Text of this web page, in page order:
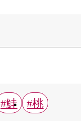
#鮭
#桃